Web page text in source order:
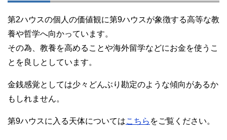
第2ハウスの個人の価値観に第9ハウスが象徴する高等な教
養や哲学へ向かっています。
その為、教養を高めることや海外留学などにお金を使うこ
とを良しとしています。
金銭感覚としては少々どんぶり勘定のような傾向があるか
もしれません。
第9ハウスに入る天体についてはこちら をご覧ください。